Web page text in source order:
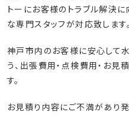
トーにお客様のトラブル解決
な専門スタッフが対応致します。
神戸市内のお客様に安心して
う、出張費用・点検費用・お見
す。
お見積り内容にご不満があり